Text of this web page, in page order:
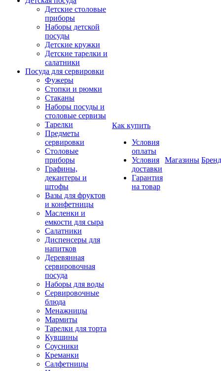
Детские столовые
приборы
Наборы детской
посуды
Детские кружки
Детские тарелки и
салатники
Посуда для сервировки
Фужеры
Стопки и рюмки
Стаканы
Наборы посуды и
столовые сервизы
Тарелки
Предметы
сервировки
Столовые
приборы
Графины,
декантеры и
штофы
Вазы для фруктов
и конфетницы
Масленки и
емкости для сыра
Салатники
Диспенсеры для
напитков
Деревянная
сервировочная
посуда
Наборы для воды
Сервировочные
блюда
Менажницы
Мармиты
Тарелки для торта
Кувшины
Соусники
Креманки
Салфетницы
Как купить
Условия
оплаты
Условия
доставки
Гарантия
на товар
Магазины